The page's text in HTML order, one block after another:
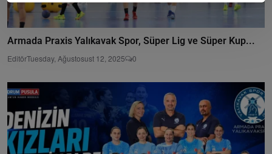
Armada Praxis Yalıkavak Spor, Süper Lig ve Süper Kup...
EditörTuesday, Ağustosust 12, 2025 0